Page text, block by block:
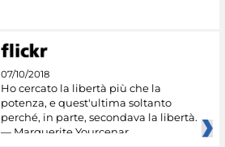
07/10/2018
Ho cercato la libertà più che la
potenza, e quest'ultima soltanto
perché, in parte, secondava la libertà.
— Marguerite Yourcenar